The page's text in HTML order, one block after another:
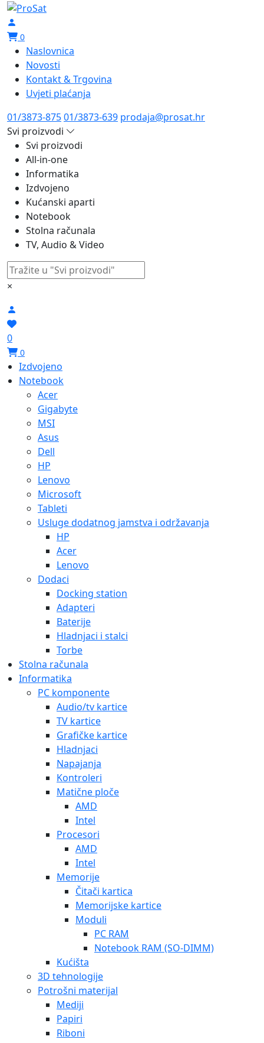
0
Naslovnica
Novosti
Kontakt & Trgovina
Uvjeti plaćanja
01/3873-87501/3873-639 prodaja@prosat.hr
Svi proizvodi
Svi proizvodi
All-in-one
Informatika
Izdvojeno
Kućanski aparti
Notebook
Stolna računala
TV, Audio & Video
×
0
0
Izdvojeno
Notebook
Acer
Gigabyte
MSI
Asus
Dell
HP
Lenovo
Microsoft
Tableti
Usluge dodatnog jamstva i održavanja
HP
Acer
Lenovo
Dodaci
Docking station
Adapteri
Baterije
Hladnjaci i stalci
Torbe
Stolna računala
Informatika
PC komponente
Audio/tv kartice
TV kartice
Grafičke kartice
Hladnjaci
Napajanja
Kontroleri
Matične ploče
AMD
Intel
Procesori
AMD
Intel
Memorije
Čitači kartica
Memorijske kartice
Moduli
PC RAM
Notebook RAM (SO-DIMM)
Kućišta
3D tehnologije
Potrošni materijal
Mediji
Papiri
Riboni